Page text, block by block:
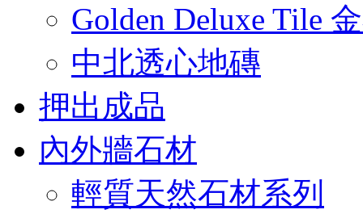
Golden Deluxe Tile
中北透心地磚
押出成品
內外牆石材
輕質天然石材系列